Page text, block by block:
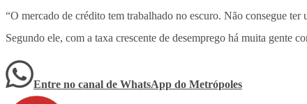
“O mercado de crédito tem trabalhado no escuro. Não consegue
Segundo ele, com a taxa crescente de desemprego há muita gente
Entre no canal de WhatsApp do Metrópoles